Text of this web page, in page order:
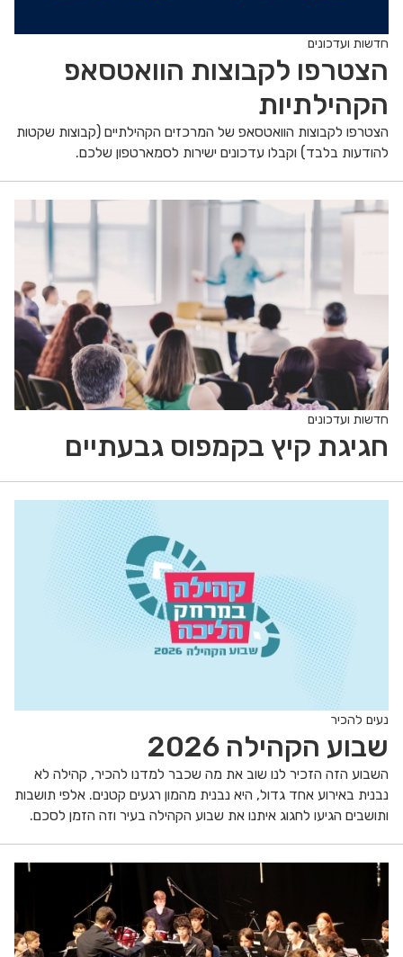
חדשות ועדכונים
הצטרפו לקבוצות הוואטסאפ
הקהילתיות
הצטרפו לקבוצות הוואטסאפ של המרכזים הקהילתיים (קבוצות שקטות
להודעות בלבד) וקבלו עדכונים ישירות לסמארטפון שלכם.
חדשות ועדכונים
חגיגת קיץ בקמפוס גבעתיים
נעים להכיר
שבוע הקהילה 2026
השבוע הזה הזכיר לנו שוב את מה שכבר למדנו להכיר, קהילה לא
נבנית באירוע אחד גדול, היא נבנית מהמון רגעים קטנים. אלפי תושבות
ותושבים הגיעו לחגוג איתנו את שבוע הקהילה בעיר וזה הזמן לסכם.